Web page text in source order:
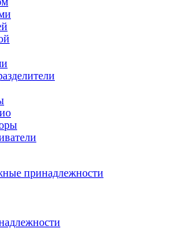
принадлежности